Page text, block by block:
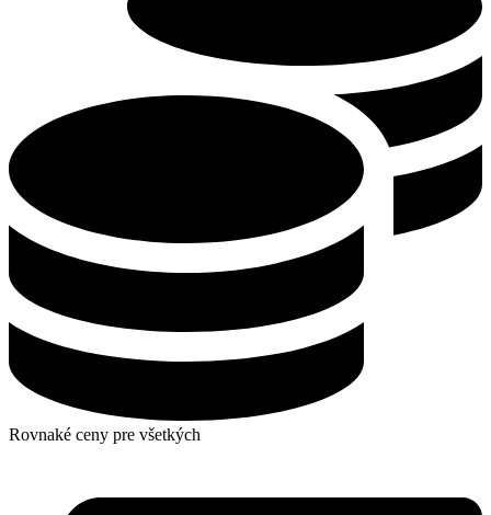
Rovnaké ceny pre všetkých